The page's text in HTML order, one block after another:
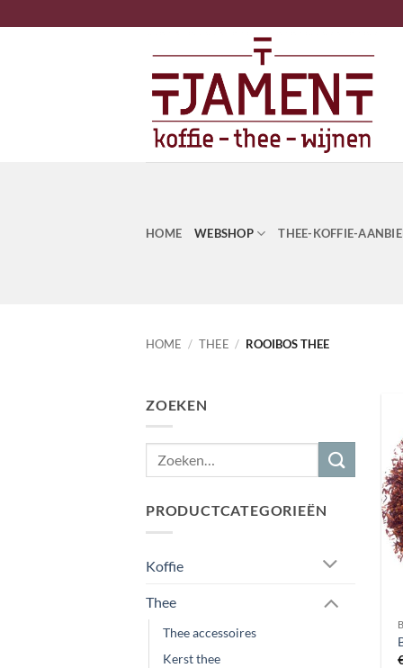
naar
HOME WEBSHOP THEE-KOFFIE-
HOME / THEE / ROOIBOS THEE
ZOEKEN
PRODUCTCATEGORIEËN
Koffie
Thee
Thee accessoires
Kerst thee